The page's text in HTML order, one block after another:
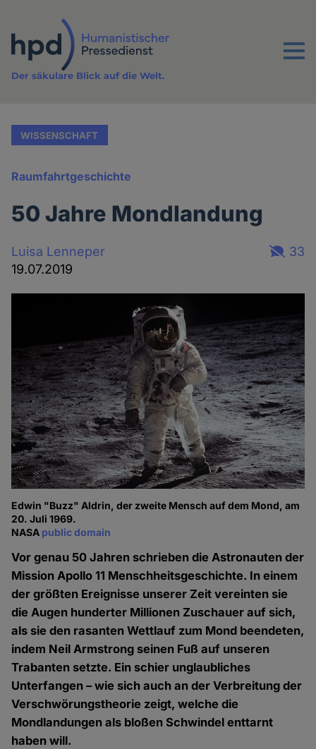
Inhalt
Menu
Der säkulare Blick auf die Welt.
WISSENSCHAFT
Raumfahrtgeschichte
50 Jahre Mondlandung
Luisa Lenneper
19.07.2019
33
Edwin "Buzz" Aldrin, der zweite Mensch auf dem Mond, am
20. Juli 1969.
NASA public domain
Vor genau 50 Jahren schrieben die Astronauten der
Mission Apollo 11 Menschheitsgeschichte. In einem
der größten Ereignisse unserer Zeit vereinten sie
die Augen hunderter Millionen Zuschauer auf sich,
als sie den rasanten Wettlauf zum Mond beendeten,
indem Neil Armstrong seinen Fuß auf unseren
Trabanten setzte. Ein schier unglaubliches
Unterfangen – wie sich auch an der Verbreitung der
Verschwörungstheorie zeigt, welche die
Mondlandungen als bloßen Schwindel enttarnt
haben will.